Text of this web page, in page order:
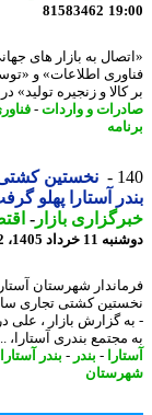
81583462
به بازار های
اطلاعات» و «توسعه و
و زنجیره تولید» در
و واردات - فناوری
آستارا پهلو گرفت
بازار-
1405، 09:12
شهرستان آستارا از
بندری آستارا، ...
-بندر -بندر آستارا-